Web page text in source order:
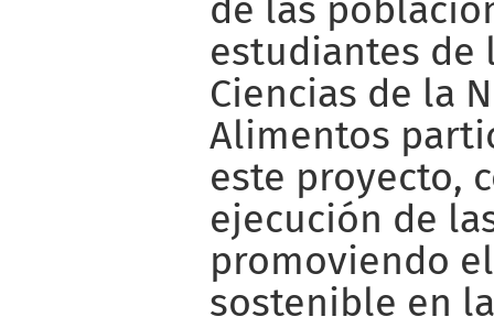
de las
estudiantes de
Ciencias de la
Alimentos
este proyecto,
ejecución de
promoviendo
sostenible en